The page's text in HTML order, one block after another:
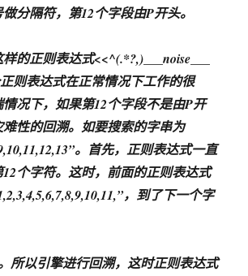
分隔符，第12个字段由P开头。
的正则表达式<<^(.*?,)___noise___
则表达式在正常情况下工作的很
况下，如果第12个字段不是由P开
性的回溯。如要搜索的字串为
。首先，正则表达式一直
个字符。这时，前面的正则表达式
，到了下一个字
所以引擎进行回溯，这时正则表达式